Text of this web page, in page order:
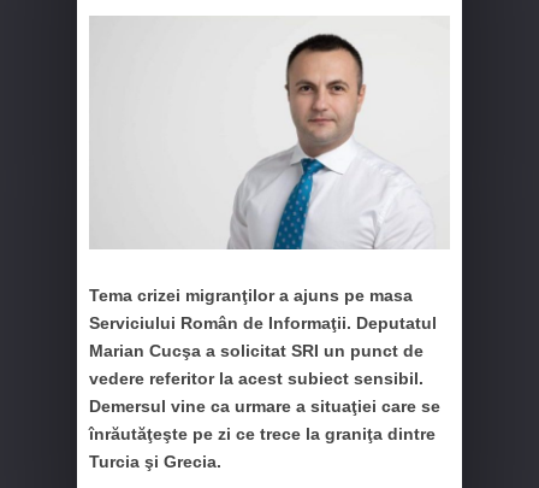
Tema crizei migranţilor a ajuns pe masa
Serviciului Român de Informaţii. Deputatul
Marian Cucşa a solicitat SRI un punct de
vedere referitor la acest subiect sensibil.
Demersul vine ca urmare a situaţiei care se
înrăutăţeşte pe zi ce trece la graniţa dintre
Turcia şi Grecia.